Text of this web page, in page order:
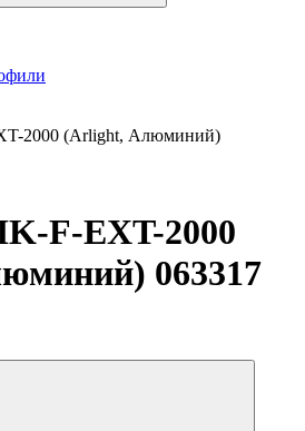
2000 (Arlight, Алюминий)
F-EXT-2000
063317